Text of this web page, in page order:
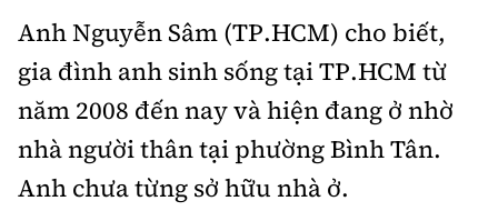
Video
Multimedia
Emagazine
Sách Vận tải Sách Nhà thầu
Anh Nguyễn Sâm (TP.HCM) cho biết,
gia đình anh sinh sống tại TP.HCM từ
năm 2008 đến nay và hiện đang ở nhờ
nhà người thân tại phường Bình Tân.
Anh chưa từng sở hữu nhà ở.